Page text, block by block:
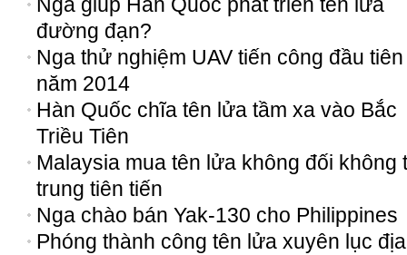
đường đạn?
Nga thử nghiệm UAV tiến công đầu
năm 2014
Hàn Quốc chĩa tên lửa tầm xa vào Bắc
Triều Tiên
Malaysia mua tên lửa không đối không
trung tiên tiến
Nga chào bán Yak-130 cho Philippines
Phóng thành công tên lửa xuyên lục địa